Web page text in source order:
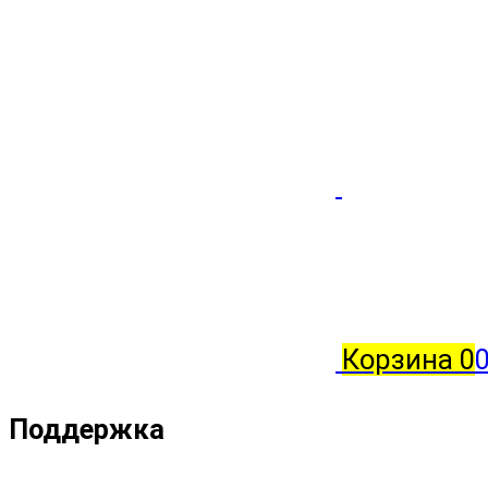
Корзина 0
Поддержка